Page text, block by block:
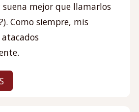
suena mejor que llamarlos
Como siempre, mis